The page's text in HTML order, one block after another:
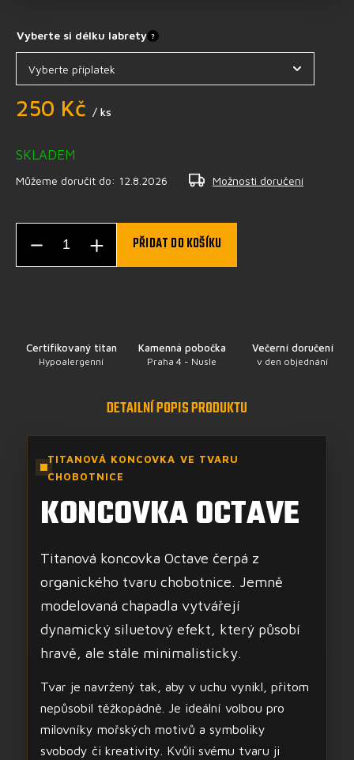
Vyberte si délku labrety ?
250 Kč / ks
SKLADEM
Můžeme doručit do: 12.8.2026 Možnosti doručení
PŘIDAT DO KOŠÍKU
Certifikovaný titan
Hypoalergenní
Kamenná pobočka
Praha 4 - Nusle
Večerní doručení
v den objednání
DETAILNÍ POPIS PRODUKTU
TITANOVÁ KONCOVKA VE TVARU
CHOBOTNICE
KONCOVKA OCTAVE
Titanová koncovka Octave čerpá z
organického tvaru chobotnice. Jemně
modelovaná chapadla vytvářejí
dynamický siluetový efekt, který působí
hravě, ale stále minimalisticky.
Tvar je navržený tak, aby v uchu vynikl, přitom
nepůsobil těžkopádně. Je ideální volbou pro
milovníky mořských motivů a symboliky
svobody či kreativity. Kvůli svému tvaru ji